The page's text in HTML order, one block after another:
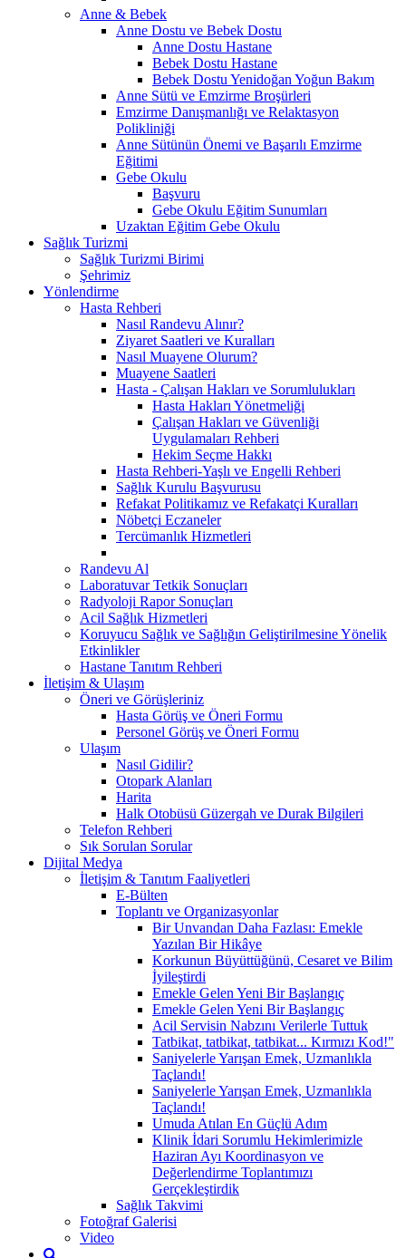
Anne & Bebek
Anne Dostu ve Bebek Dostu
Anne Dostu Hastane
Bebek Dostu Hastane
Bebek Dostu Yenidoğan Yoğun Bakım
Anne Sütü ve Emzirme Broşürleri
Emzirme Danışmanlığı ve Relaktasyon
Polikliniği
Anne Sütünün Önemi ve Başarılı Emzirme
Eğitimi
Gebe Okulu
Başvuru
Gebe Okulu Eğitim Sunumları
Uzaktan Eğitim Gebe Okulu
Sağlık Turizmi
Sağlık Turizmi Birimi
Şehrimiz
Yönlendirme
Hasta Rehberi
Nasıl Randevu Alınır?
Ziyaret Saatleri ve Kuralları
Nasıl Muayene Olurum?
Muayene Saatleri
Hasta - Çalışan Hakları ve Sorumlulukları
Hasta Hakları Yönetmeliği
Çalışan Hakları ve Güvenliği
Uygulamaları Rehberi
Hekim Seçme Hakkı
Hasta Rehberi-Yaşlı ve Engelli Rehberi
Sağlık Kurulu Başvurusu
Refakat Politikamız ve Refakatçi Kuralları
Nöbetçi Eczaneler
Tercümanlık Hizmetleri
Randevu Al
Laboratuvar Tetkik Sonuçları
Radyoloji Rapor Sonuçları
Acil Sağlık Hizmetleri
Koruyucu Sağlık ve Sağlığın Geliştirilmesine Yönelik
Etkinlikler
Hastane Tanıtım Rehberi
İletişim & Ulaşım
Öneri ve Görüşleriniz
Hasta Görüş ve Öneri Formu
Personel Görüş ve Öneri Formu
Ulaşım
Nasıl Gidilir?
Otopark Alanları
Harita
Halk Otobüsü Güzergah ve Durak Bilgileri
Telefon Rehberi
Sık Sorulan Sorular
Dijital Medya
İletişim & Tanıtım Faaliyetleri
E-Bülten
Toplantı ve Organizasyonlar
Bir Unvandan Daha Fazlası: Emekle
Yazılan Bir Hikâye
Korkunun Büyüttüğünü, Cesaret ve Bilim
İyileştirdi
Emekle Gelen Yeni Bir Başlangıç
Emekle Gelen Yeni Bir Başlangıç
Acil Servisin Nabzını Verilerle Tuttuk
Tatbikat, tatbikat, tatbikat... Kırmızı Kod!"
Saniyelerle Yarışan Emek, Uzmanlıkla
Taçlandı!
Saniyelerle Yarışan Emek, Uzmanlıkla
Taçlandı!
Umuda Atılan En Güçlü Adım
Klinik İdari Sorumlu Hekimlerimizle
Haziran Ayı Koordinasyon ve
Değerlendirme Toplantımızı
Gerçekleştirdik
Sağlık Takvimi
Fotoğraf Galerisi
Video